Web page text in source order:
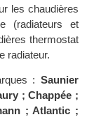
les chaudières
(radiateurs et
thermostat
radiateur.
: Saunier
; Chappée ;
; Atlantic ;